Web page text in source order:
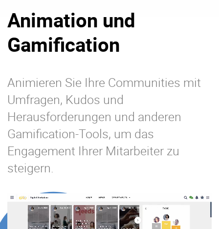
Animation und
Gamification
Animieren Sie Ihre Communities mit
Umfragen, Kudos und
Herausforderungen und anderen
Gamification-Tools, um das
Engagement Ihrer Mitarbeiter zu
steigern.